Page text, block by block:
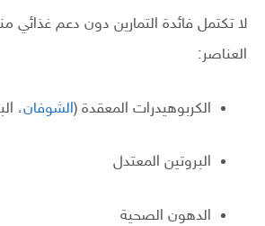
لا تكتمل فائدة التمارين دون دعم
العناصر:
الكربوهيدرات المعقدة (الشوفان،
البروتين المعتدل
الدهون الصحية